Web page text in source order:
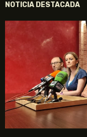
NOTICIA DESTACADA